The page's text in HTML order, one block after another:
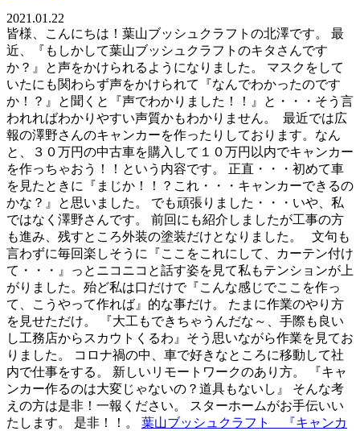
2021.01.22
皆様、こんにちは！葉山ブッシュクラフトの北澤です。 最
近、『もしかして葉山ブッシュクラフトのキタさんです
か？』と声をかけられるようになりました。 マスクをして
いたにも関わらず声をかけられて『なんでわかったのです
か！？』と聞くと『声でわかりました！！』と・・・そう言
われればわかりやすい声質かもわかりません。
最近では広
報の澤野さんのキャンカーを作ったりしております。なん
と、３０万円の中古車を購入して１０万円以内でキャンカー
を作っちゃおう！！という内容です。 正直・・・初めて車
を見たときに『まじか！！？これ・・・キャンカーできるの
かな？』と思いました。 でも頑張りました・・・いや、私
ではなく澤野さんです。 前回にも紹介しましたが工事の方
も進み、残すところ外装の塗装だけとなりました。
文句も
言わずに毎回楽しそうに『ここをこれにして、カーテン付け
て・・・』っとニコニコと話す姿を見て私もテンションが上
がりました。殆ど私は口だけで『こんな感じでここを作っ
て、こうやって作れば』的な事だけ。 たまに作業のやり方
を見せただけ。 『大工もできちゃうんだな～、手際も良い
し工務店からスカウトくるわ』そう思いながら作業を見てお
りました。 コロナ禍の中、車で好きなところに移動して社
内で仕事をする。 新しいリモートワークのあり方。 『キャ
ンカー作るのは大変じゃないの？道具もないし』 そんな考
えの方は是非！一報ください。 スターホームがお手伝いい
たします。 是非！！。 葉山ブッシュクラフト 『キャンカ